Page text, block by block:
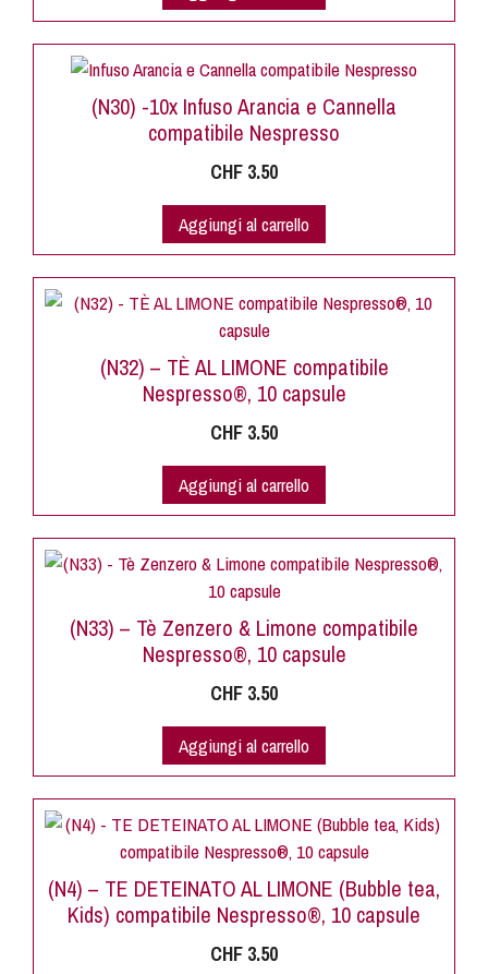
(N30) -10x Infuso Arancia e Cannella
compatibile Nespresso
CHF 3.50
Aggiungi al carrello
(N32) – TÈ AL LIMONE compatibile
Nespresso®, 10 capsule
CHF 3.50
Aggiungi al carrello
(N33) – Tè Zenzero & Limone compatibile
Nespresso®, 10 capsule
CHF 3.50
Aggiungi al carrello
(N4) – TE DETEINATO AL LIMONE (Bubble tea,
Kids) compatibile Nespresso®, 10 capsule
CHF 3.50